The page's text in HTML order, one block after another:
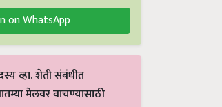
on WhatsApp
व्हा. शेती संबंधीत
मेलवर वाचण्यासाठी